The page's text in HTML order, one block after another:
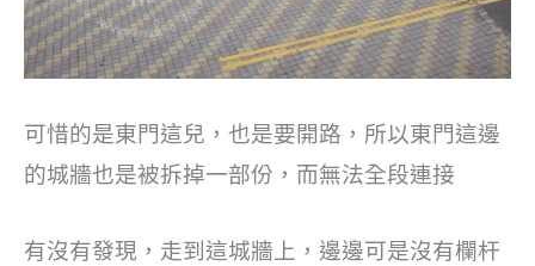
可惜的是東門這兒，也是要開路，所以東門這邊
的城牆也是被拆掉一部份，而無法全段連接
有沒有發現，走到這城牆上，邊邊可是沒有欄杆